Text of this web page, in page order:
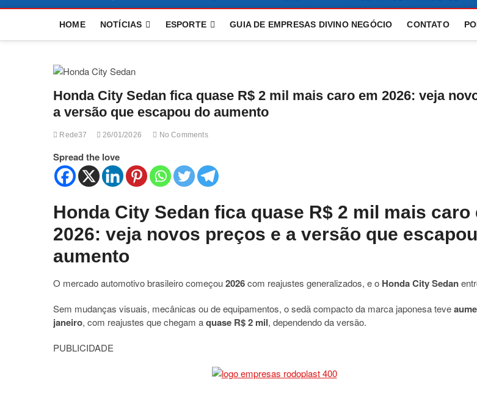
HOME NOTÍCIAS ESPORTE GUIA DE EMPRESAS DIVINO NEGÓCIO CONTATO
Honda City Sedan fica quase R$ 2 mil mais caro em 2026: veja
a versão que escapou do aumento
Rede37 26/01/2026 No Comments
Spread the love
Honda City Sedan fica quase R$ 2 mil mais caro
2026: veja novos preços e a versão que
aumento
O mercado automotivo brasileiro começou2026com reajustes generalizados, e o Honda City Sedan
Sem mudanças visuais, mecânicas ou de equipamentos, o sedã compacto da marca japonesa teve
janeiro, com reajustes que chegam aquase R$ 2 mil, dependendo da versão.
PUBLICIDADE